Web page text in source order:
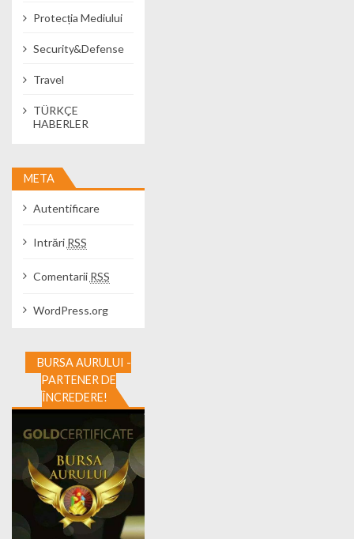
Protecția Mediului
Security&Defense
Travel
TÜRKÇE
HABERLER
META
Autentificare
Intrări RSS
Comentarii RSS
WordPress.org
BURSA AURULUI -
PARTENER DE
ÎNCREDERE!